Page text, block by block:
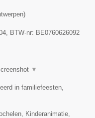
)
, BTW-nr: BE0760626092
▼
in familiefeesten,
Kinderanimatie,